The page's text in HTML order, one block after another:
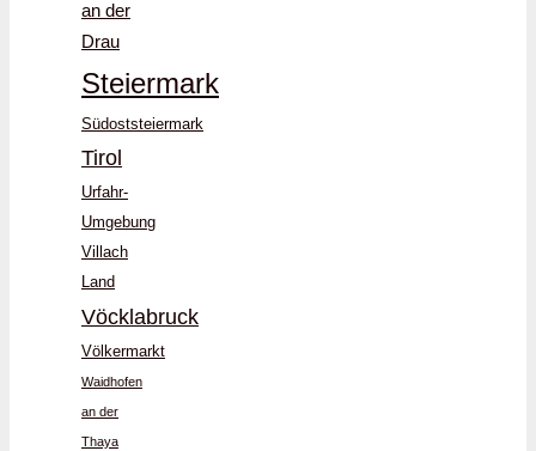
an der
Drau
Steiermark
Südoststeiermark
Tirol
Urfahr-
Umgebung
Villach
Land
Vöcklabruck
Völkermarkt
Waidhofen
an der
Thaya